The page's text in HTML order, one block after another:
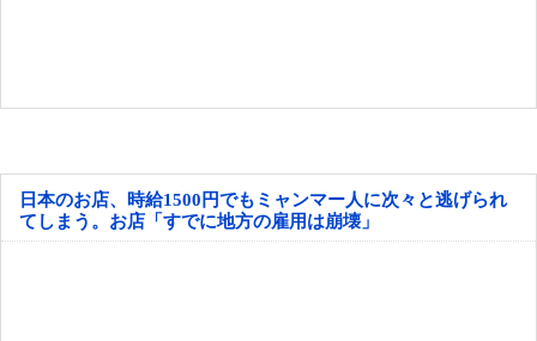
日本のお店、時給1500円でもミャンマー人に次々と逃げられ
てしまう。お店「すでに地方の雇用は崩壊」